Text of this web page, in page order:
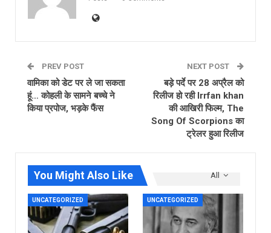
PREV POST
वामिका को डेट पर ले जा सकता
हूं… कोहली के सामने बच्चे ने
किया प्रपोज, भड़के फैंस
NEXT POST
बड़े पर्दे पर 28 अप्रैल को
रिलीज हो रही Irrfan khan
की आखिरी फिल्म, The
Song Of Scorpions का
ट्रेलर हुआ रिलीज
All
You Might Also Like
UNCATEGORIZED UNCATEGORIZED